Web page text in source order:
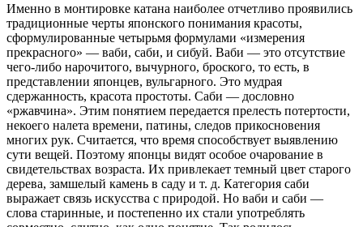
Именно в монтировке катана наиболее отчетливо проявились
традиционные черты японского понимания красоты,
сформулированные четырьмя формулами «измерения
прекрасного» — ваби, саби, и сибуй. Ваби — это отсутствие
чего-либо нарочитого, вычурного, броского, то есть, в
представлении японцев, вульгарного. Это мудрая
сдержанность, красота простоты. Саби — дословно
«ржавчина». Этим понятием передается прелесть потертости,
некоего налета времени, патины, следов прикосновения
многих рук. Считается, что время способствует выявлению
сути вещей. Поэтому японцы видят особое очарование в
свидетельствах возраста. Их привлекает темный цвет старого
дерева, замшелый камень в саду и т. д. Категория саби
выражает связь искусства с природой. Но ваби и саби —
слова старинные, и постепенно их стали употреблять